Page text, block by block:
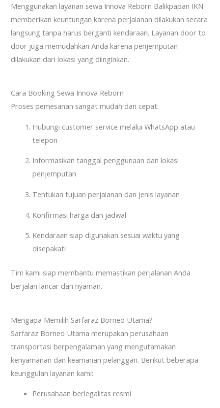
Menggunakan layanan sewa Innova Reborn Balikpapan IKN
memberikan keuntungan karena perjalanan dilakukan secara
langsung tanpa harus berganti kendaraan. Layanan door to
door juga memudahkan Anda karena penjemputan
dilakukan dari lokasi yang diinginkan.
Cara Booking Sewa Innova Reborn
Proses pemesanan sangat mudah dan cepat:
Hubungi customer service melalui WhatsApp atau
telepon
Informasikan tanggal penggunaan dan lokasi
penjemputan
Tentukan tujuan perjalanan dan jenis layanan
Konfirmasi harga dan jadwal
Kendaraan siap digunakan sesuai waktu yang
disepakati
Tim kami siap membantu memastikan perjalanan Anda
berjalan lancar dan nyaman.
Mengapa Memilih Sarfaraz Borneo Utama?
Sarfaraz Borneo Utama merupakan perusahaan
transportasi berpengalaman yang mengutamakan
kenyamanan dan keamanan pelanggan. Berikut beberapa
keunggulan layanan kami:
Perusahaan berlegalitas resmi